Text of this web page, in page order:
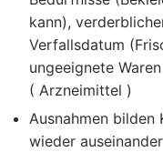
kann),
Verfallsdatum
ungeeignete
( Arzneimittel )
Ausnahmen bilden
wieder